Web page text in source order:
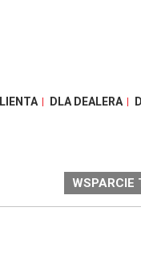
DLA DEALERA
WSPARCIE